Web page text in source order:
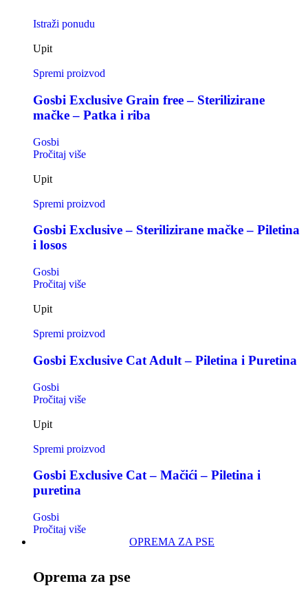
Istraži ponudu
Upit
Spremi proizvod
Gosbi Exclusive Grain free – Sterilizirane
mačke – Patka i riba
Gosbi
Pročitaj više
Upit
Spremi proizvod
Gosbi Exclusive – Sterilizirane mačke – Piletina
i losos
Gosbi
Pročitaj više
Upit
Spremi proizvod
Gosbi Exclusive Cat Adult – Piletina i Puretina
Gosbi
Pročitaj više
Upit
Spremi proizvod
Gosbi Exclusive Cat – Mačići – Piletina i
puretina
Gosbi
Pročitaj više
OPREMA ZA PSE
Oprema za pse